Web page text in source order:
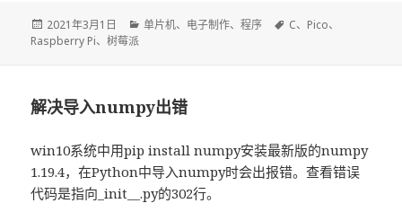
发
布
2021年3月1日
分
单片机、 电子制作、程序
标
C、 Pico、
Raspberry Pi、树莓派
解决导入numpy出错
win10系统中用pip install numpy安装最新版的numpy
1.19.4，在Python中导入numpy时会出报错。查看错误
代码是指向_init__.py的302行。